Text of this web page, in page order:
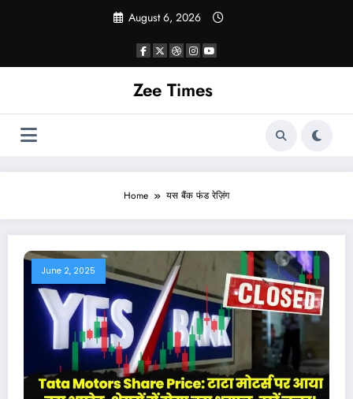
August 6, 2026
Zee Times
Home यस बैंक फंड रेज़िंग
June 2, 2025